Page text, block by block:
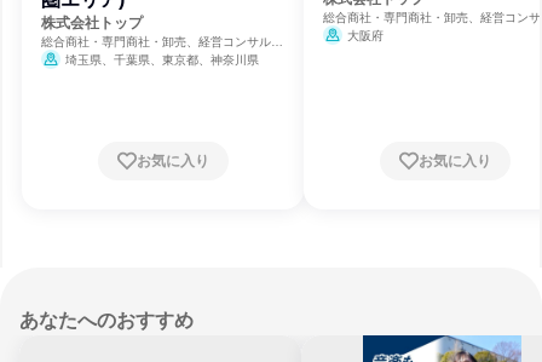
株式会社トップ
総合商社・専門商社・卸売、経営コンサルテ
ィング、通信・インターネット
埼玉県、千葉県、東京都、神奈川県
お気に入り
総合商社・専門商社・卸売、経営コン
ィング、通信・インターネット
大阪府
お気に入り
あなたへのおすすめ